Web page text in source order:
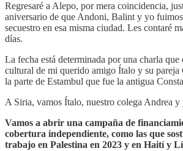
Regresaré a Alepo, por mera coincidencia,
aniversario de que Andoni, Balint y yo
secuestro en esa misma ciudad. Les contaré
días.
La fecha está determinada por una charla que
cultural de mi querido amigo Ítalo y su pareja
la parte de Estambul que fue la antigua
A Siria, vamos Ítalo, nuestro colega Andrea y
Vamos a abrir una campaña de
cobertura independiente, como las que
trabajo en Palestina en 2023 y en Haití y